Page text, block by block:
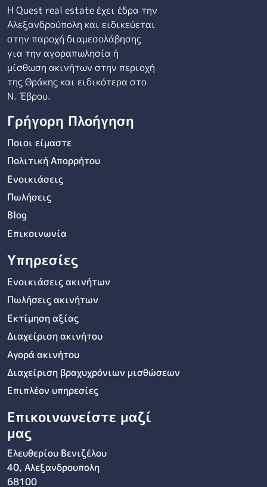
Η Quest real estate έχει έδρα την
Αλεξανδρούπολη και ειδικεύεται
στην παροχή διαμεσολάβησης
για την αγοραπωλησία ή
μίσθωση ακινήτων στην περιοχή
της Θράκης και ειδικότερα στο
Ν. Έβρου.
Γρήγορη Πλοήγηση
Ποιοι είμαστε
Πολιτική Απορρήτου
Ενοικιάσεις
Πωλήσεις
Blog
Επικοινωνία
Υπηρεσίες
Ενοικιάσεις ακινήτων
Πωλήσεις ακινήτων
Εκτίμηση αξίας
Διαχείριση ακινήτου
Αγορά ακινήτου
Διαχείριση βραχυχρόνιων μισθώσεων
Επιπλέον υπηρεσίες
Επικοινωνείστε μαζί
μας
Ελευθερίου Βενιζέλου
40, Αλεξανδρουπολη
68100